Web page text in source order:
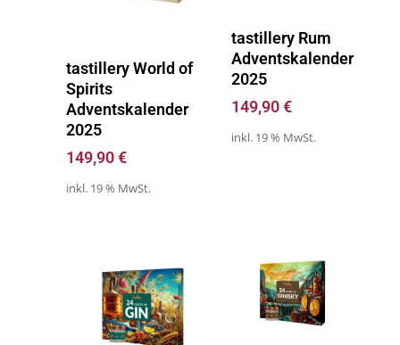
tastillery World of
Spirits
Adventskalender
2025
149,90€
inkl. 19 % MwSt.
tastillery Rum
Adventskalender
2025
149,90€
inkl. 19 % MwSt.